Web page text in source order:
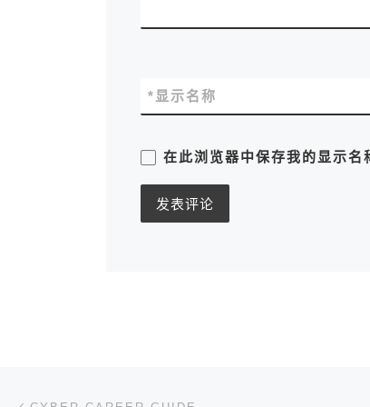
显示名称
*
在此浏览器中保存我的显示名
文章导航